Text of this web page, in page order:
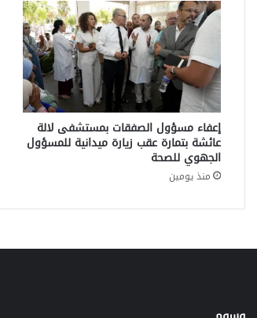
د
ر
ا
ل
م
ن
ت
خ
ب
ا
م
ل
إعفاء مسؤول الصفقات بمستشفى لالة
عائشة بتمارة عقب زيارة ميدانية للمسؤول
الجهوي للصحة
منذ يومين